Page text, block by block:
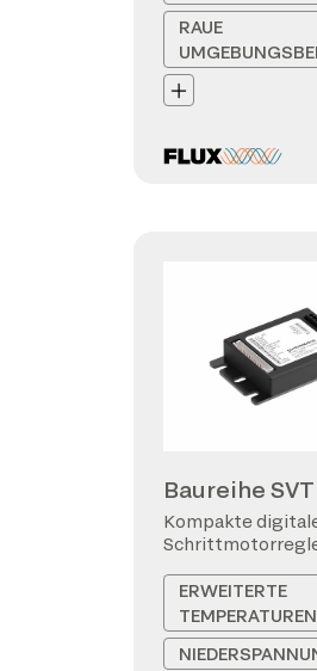
RAUE
Baureihe
Kompakte
ERWEITERTE
TEMPERATUREN